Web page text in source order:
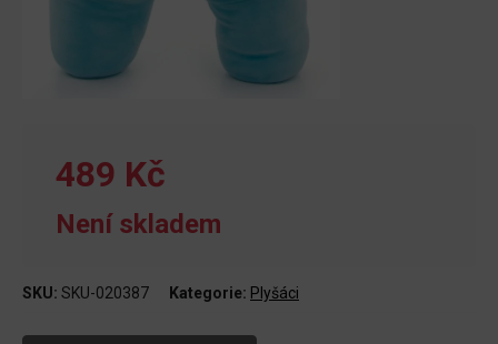
489 Kč
Není skladem
SKU: SKU-020387 Kategorie: Plyšáci